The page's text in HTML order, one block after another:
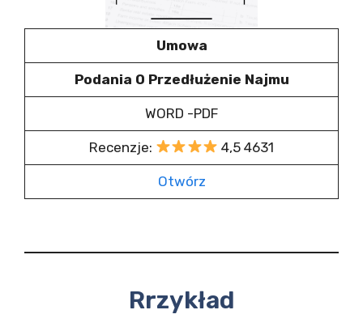
Umowa
Podania O Przedłużenie Najmu
WORD -PDF
Recenzje: 4,5 4631
Otwórz
Rrzykład